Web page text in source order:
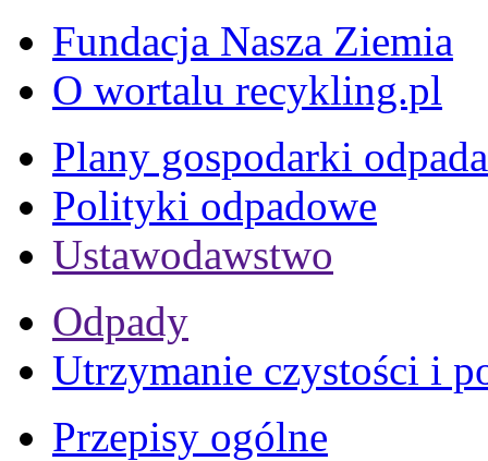
Fundacja Nasza Ziemia
O wortalu recykling.pl
Plany gospodarki
Polityki odpadowe
Ustawodawstwo
Odpady
Utrzymanie czystości i
Przepisy ogólne